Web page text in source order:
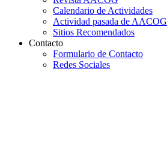
Calendario de Actividades
Actividad pasada de AACOG
Sitios Recomendados
Contacto
Formulario de Contacto
Redes Sociales